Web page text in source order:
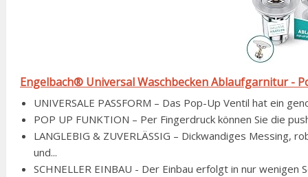
Engelbach® Universal Waschbecken Ablaufgarnitur -
UNIVERSALE PASSFORM – Das Pop-Up Ventil hat ein
POP UP FUNKTION – Per Fingerdruck können Sie die
LANGLEBIG & ZUVERLÄSSIG – Dickwandiges Messing,
und...
SCHNELLER EINBAU - Der Einbau erfolgt in nur